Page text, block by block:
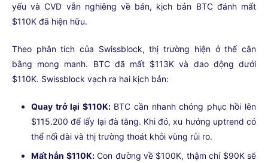
yếu và CVD vẫn nghiêng về bán, kịch bản BTC đánh mất
$110K đã hiện hữu.
Theo phân tích của Swissblock, thị trường hiện ở thế cân
bằng mong manh. BTC đã mất $113K và dao động dưới
$110K. Swissblock vạch ra hai kịch bản:
Quay trở lại $110K:BTC cần nhanh chóng phục hồi lên
$115.200 để lấy lại đà tăng. Khi đó, xu hướng uptrend có
thể nối dài và thị trường thoát khỏi vùng rủi ro.
Mất hẳn $110K:Con đường về $100K, thậm chí $90K sẽ